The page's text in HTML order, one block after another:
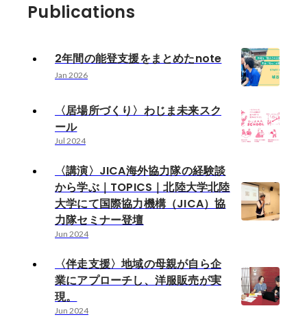
Publications
2年間の能登支援をまとめたnote
Jan 2026
〈居場所づくり〉わじま未来スク
ール
Jul 2024
〈講演〉JICA海外協力隊の経験談
から学ぶ｜TOPICS｜北陸大学北陸
大学にて国際協力機構（JICA）協
力隊セミナー登壇
Jun 2024
〈伴走支援〉地域の母親が自ら企
業にアプローチし、洋服販売が実
現。
Jun 2024